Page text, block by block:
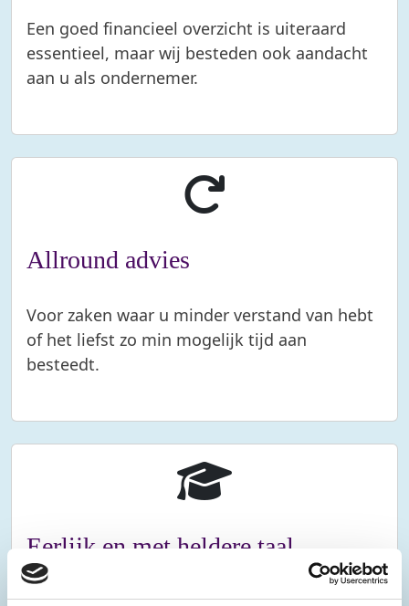
Een goed financieel overzicht is uiteraard
essentieel, maar wij besteden ook aandacht
aan u als ondernemer.
Allround advies
Voor zaken waar u minder verstand van hebt
of het liefst zo min mogelijk tijd aan
besteedt.
Eerlijk en met heldere taal